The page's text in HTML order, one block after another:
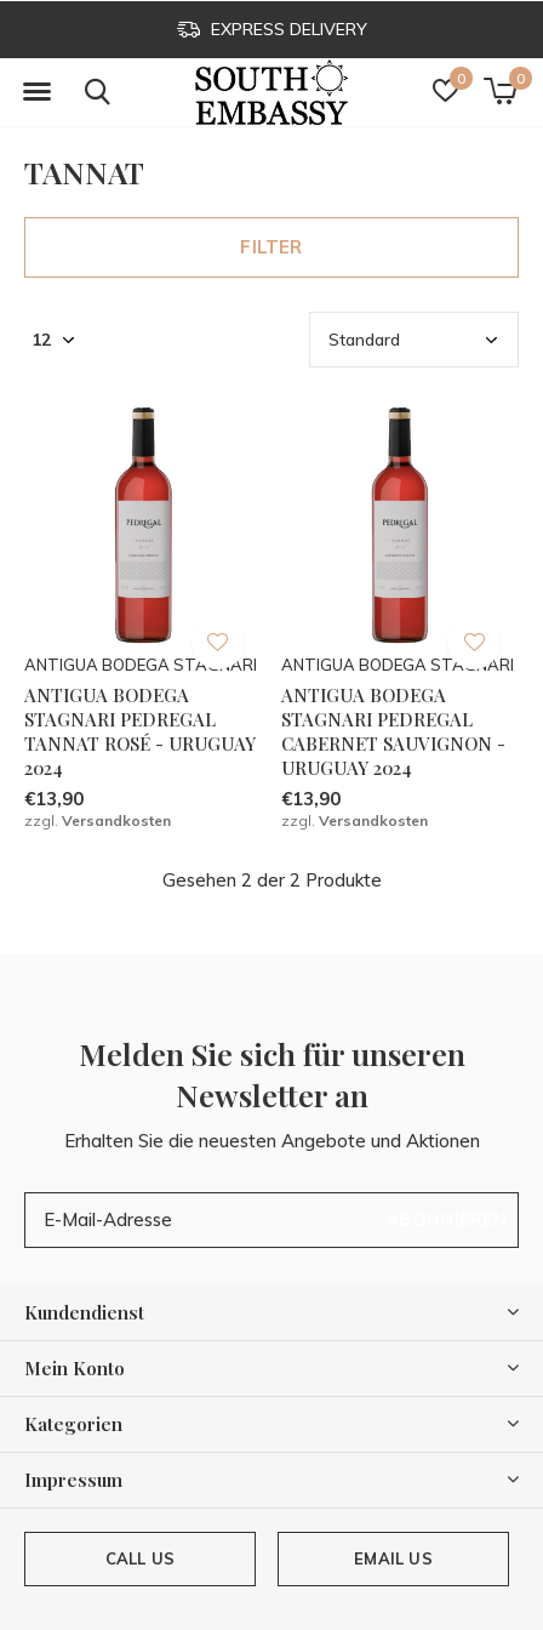
0 0
EXPRESS DELIVERY
TANNAT
FILTER
ANTIGUA BODEGA STAGNARI
ANTIGUA BODEGA
STAGNARI PEDREGAL
TANNAT ROSÉ - URUGUAY
2024
€13,90
zzgl. Versandkosten
ANTIGUA BODEGA STAGNARI
ANTIGUA BODEGA
STAGNARI PEDREGAL
CABERNET SAUVIGNON -
URUGUAY 2024
€13,90
zzgl. Versandkosten
Gesehen 2 der 2 Produkte
Melden Sie sich für unseren
Newsletter an
Erhalten Sie die neuesten Angebote und Aktionen
Kundendienst
Mein Konto
Kategorien
Impressum
CALL US EMAIL US